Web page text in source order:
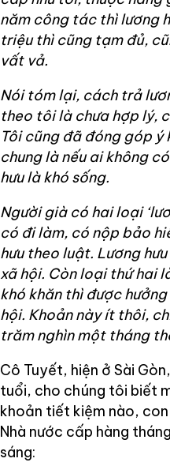
năm công tác thì lương
triệu thì cũng tạm đủ,
vất vả.
Nói tóm lại, cách trả
theo tôi là chưa hợp lý,
Tôi cũng đã đóng góp ý
chung là nếu ai không
hưu là khó sống.
Người già có hai loại
có đi làm, có nộp bảo
hưu theo luật. Lương
xã hội. Còn loại thứ hai
khó khăn thì được
hội. Khoản này ít thôi,
trăm nghìn một tháng
Cô Tuyết, hiện ở Sài
tuổi, cho chúng tôi biết
khoản tiết kiệm nào,
Nhà nước cấp hàng
sáng: